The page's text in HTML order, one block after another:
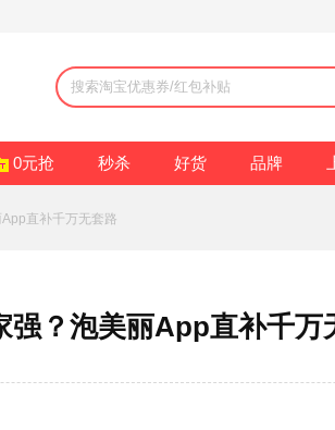
0元抢 秒杀 好货 品牌
直补千万无套路
强？泡美丽App直补千万